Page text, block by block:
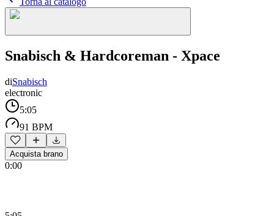
Snabisch & Hardcoreman - Xpace
diSnabisch
electronic
5:05
91 BPM
Acquista brano
0:00